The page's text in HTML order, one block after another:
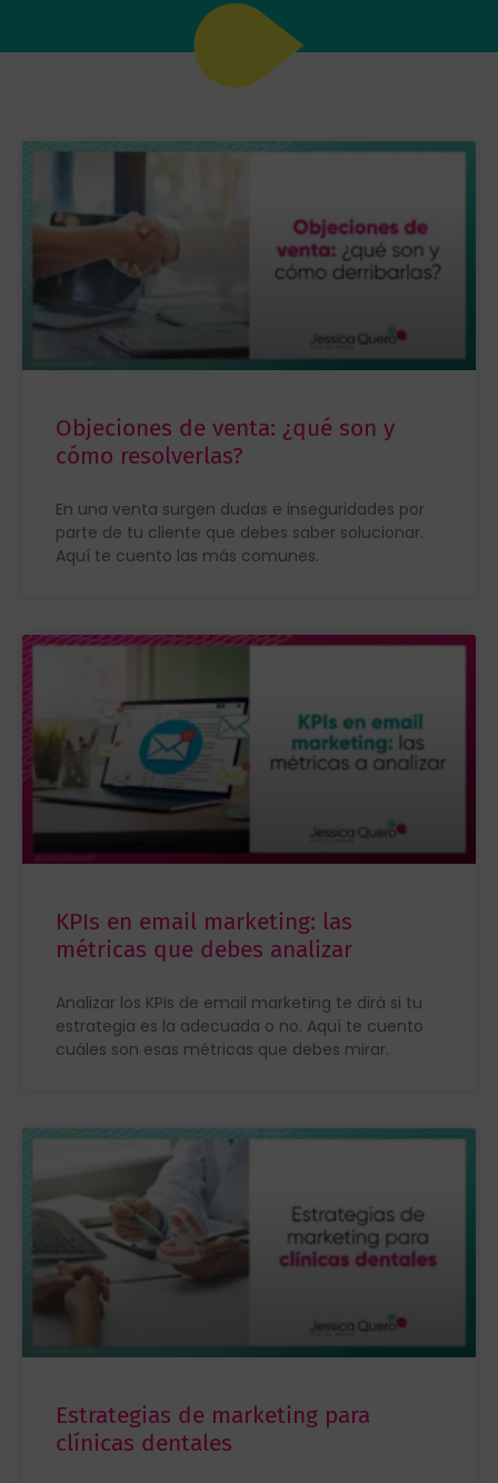
Objeciones de venta: ¿qué son y
cómo resolverlas?
En una venta surgen dudas e inseguridades por
parte de tu cliente que debes saber solucionar.
Aquí te cuento las más comunes.
KPIs en email marketing: las
métricas que debes analizar
Analizar los KPIs de email marketing te dirá si tu
estrategia es la adecuada o no. Aquí te cuento
cuáles son esas métricas que debes mirar.
Estrategias de marketing para
clínicas dentales